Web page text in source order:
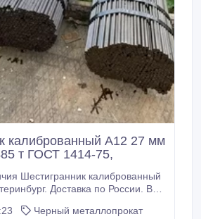
калиброванный А12 27 мм
т ГОСТ 1414-75,
Шестигранник калиброванный
Доставка по России. Все
А12 27 мм, остаток:
Черный металлопрокат